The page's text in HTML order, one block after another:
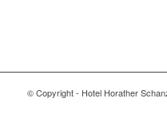
© Copyright - Hotel Horather